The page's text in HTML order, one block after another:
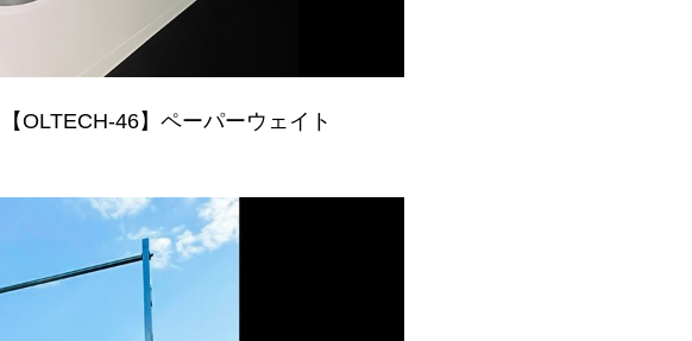
【OLTECH-46】ペーパーウェイト